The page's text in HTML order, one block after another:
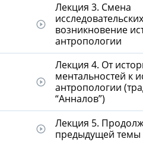
play_circle_outline
Лекция 3. Смена
возникновение
антропологии
play_circle_outline
Лекция 4. От
ментальностей к
антропологии
“Анналов”)
play_circle_outline
Лекция 5.
предыдущей темы